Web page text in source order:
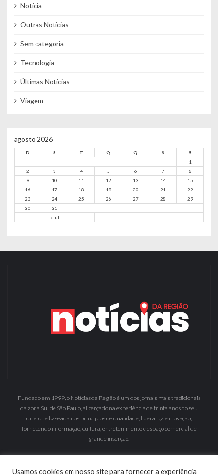
Notícia
Outras Notícias
Sem categoria
Tecnologia
Últimas Notícias
Viagem
agosto 2026
D S T Q Q S S
« jul
1
2
3 4 5 6 7
8
9
10 11 12 13 14
15
16
17 18 19 20 21
22
23
24 25 26 27 28
29
30
31
Fundado em 1999, o Notícias da Região é um dos jornais mais tradicionais
da zona Sul de São Paulo, alicerçado na experiência de trinta anos do seu
diretor e baseada nos princípios de qualidade, liderança e inovação,
fornecendo informação, cultura, entretenimento e espaço comercial de
grande inserção.
Usamos cookies em nosso site para fornecer a experiência